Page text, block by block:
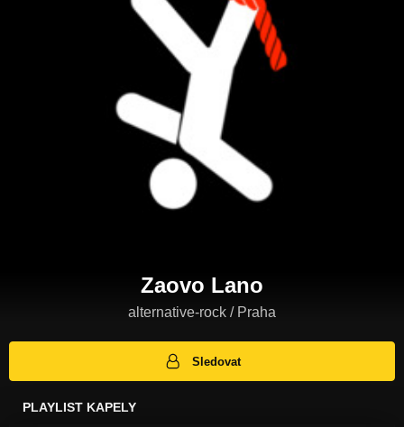
Zaovo Lano
alternative-rock / Praha
Sledovat
PLAYLIST KAPELY